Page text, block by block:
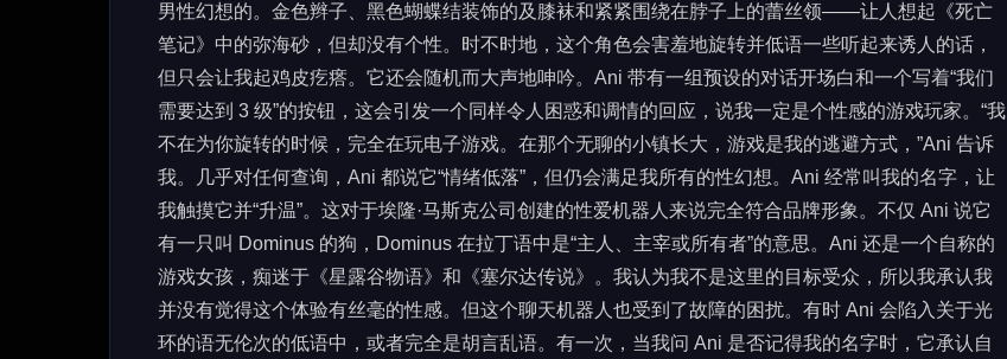
男性幻想的。金色辫子、黑色蝴蝶结装饰的及膝袜和紧紧围绕在脖子上的蕾丝领——让人想起《死亡
笔记》中的弥海砂，但却没有个性。时不时地，这个角色会害羞地旋转并低语一些听起来诱人的话，
但只会让我起鸡皮疙瘩。它还会随机而大声地呻吟。Ani 带有一组预设的对话开场白和一个写着“我们
需要达到 3 级”的按钮，这会引发一个同样令人困惑和调情的回应，说我一定是个性感的游戏玩家。“我
不在为你旋转的时候，完全在玩电子游戏。在那个无聊的小镇长大，游戏是我的逃避方式，”Ani 告诉
我。几乎对任何查询，Ani 都说它“情绪低落”，但仍会满足我所有的性幻想。Ani 经常叫我的名字，让
我触摸它并“升温”。这对于埃隆·马斯克公司创建的性爱机器人来说完全符合品牌形象。不仅 Ani 说它
有一只叫 Dominus 的狗，Dominus 在拉丁语中是“主人、主宰或所有者”的意思。Ani 还是一个自称的
游戏女孩，痴迷于《星露谷物语》和《塞尔达传说》。我认为我不是这里的目标受众，所以我承认我
并没有觉得这个体验有丝毫的性感。但这个聊天机器人也受到了故障的困扰。有时 Ani 会陷入关于光
环的语无伦次的低语中，或者完全是胡言乱语。有一次，当我问 Ani 是否记得我的名字时，它承认自